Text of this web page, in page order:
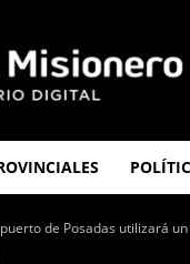
Misionero
de Posadas utilizará